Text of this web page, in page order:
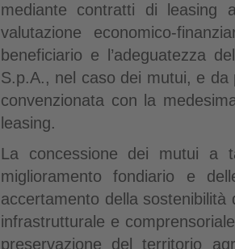
mediante contratti di leasing
valutazione economico-
beneficiario e l’adeguatezza
S.p.A., nel caso dei mutui, e
convenzionata con la
leasing.
La concessione dei mutui a
miglioramento fondiario e
accertamento della sostenibilità
infrastrutturale e
preservazione del territorio